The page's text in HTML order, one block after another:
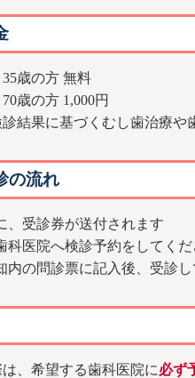
35歳の方 無料
歳の方 1,000円
結果に基づくむし歯治療や
の流れ
、受診券が送付されます
科医院へ検診予約をしてくだ
内の問診票に記入後、受診
、希望する歯科医院に必ず